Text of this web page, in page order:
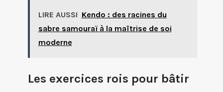
LIRE AUSSI Kendo : des racines du
sabre samouraï à la maîtrise de soi
moderne
Les exercices rois pour bâtir